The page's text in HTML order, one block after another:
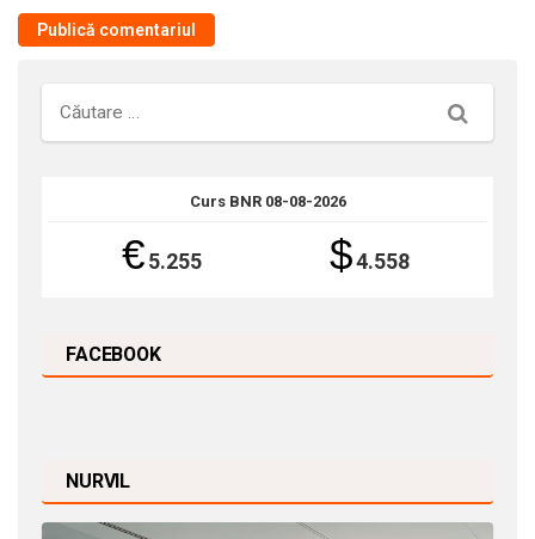
Căutare
Curs BNR 08-08-2026
€5.255 $4.558
FACEBOOK
NURVIL